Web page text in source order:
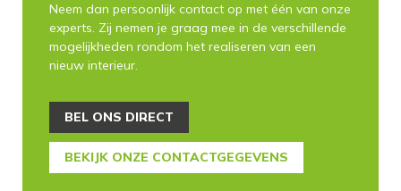
Neem dan persoonlijk contact op met één van onze
experts. Zij nemen je graag mee in de verschillende
mogelijkheden rondom het realiseren van een
nieuw interieur.
BEL ONS DIRECT
BEKIJK ONZE CONTACTGEGEVENS